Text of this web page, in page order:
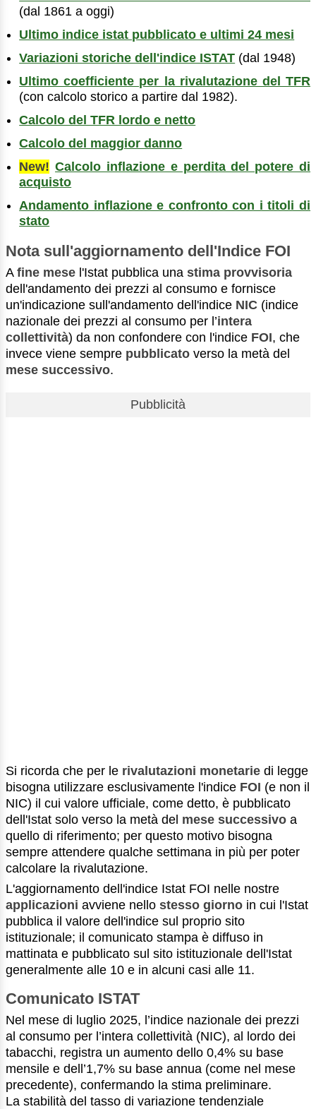
(dal 1861 a oggi)
Ultimo indice istat pubblicato e ultimi 24 mesi
Variazioni storiche dell'indice ISTAT (dal 1948)
Ultimo coefficiente per la rivalutazione del TFR
(con calcolo storico a partire dal 1982).
Calcolo del TFR lordo e netto
Calcolo del maggior danno
New! Calcolo inflazione e perdita del potere di
acquisto
Andamento inflazione e confronto con i titoli di
stato
Nota sull'aggiornamento dell'Indice FOI
A fine mese l'Istat pubblica una stima provvisoria
dell'andamento dei prezzi al consumo e fornisce
un'indicazione sull'andamento dell'indice NIC (indice
nazionale dei prezzi al consumo per l’intera
collettività) da non confondere con l'indice FOI, che
invece viene sempre pubblicato verso la metà del
mese successivo.
Pubblicità
Si ricorda che per le rivalutazioni monetarie di legge
bisogna utilizzare esclusivamente l'indice FOI (e non il
NIC) il cui valore ufficiale, come detto, è pubblicato
dell'Istat solo verso la metà del mese successivo a
quello di riferimento; per questo motivo bisogna
sempre attendere qualche settimana in più per poter
calcolare la rivalutazione.
L'aggiornamento dell'indice Istat FOI nelle nostre
applicazioni avviene nello stesso giorno in cui l'Istat
pubblica il valore dell'indice sul proprio sito
istituzionale; il comunicato stampa è diffuso in
mattinata e pubblicato sul sito istituzionale dell'Istat
generalmente alle 10 e in alcuni casi alle 11.
Comunicato ISTAT
Nel mese di luglio 2025, l’indice nazionale dei prezzi
al consumo per l’intera collettività (NIC), al lordo dei
tabacchi, registra un aumento dello 0,4% su base
mensile e dell’1,7% su base annua (come nel mese
precedente), confermando la stima preliminare.
La stabilità del tasso di variazione tendenziale